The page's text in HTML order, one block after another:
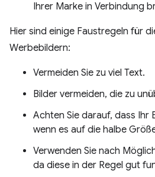
Ihrer Marke in Verbindung
Hier sind einige Faustregeln für
Werbebildern:
Vermeiden Sie zu viel Text.
Bilder vermeiden, die zu
Achten Sie darauf, dass Ihr
wenn es auf die halbe
Verwenden Sie nach
da diese in der Regel gut